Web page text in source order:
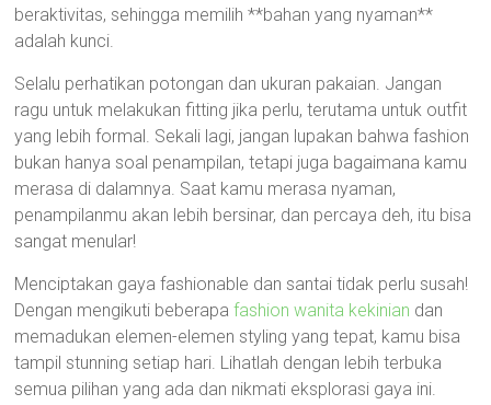
beraktivitas, sehingga memilih **bahan yang nyaman**
adalah kunci.
Selalu perhatikan potongan dan ukuran pakaian. Jangan
ragu untuk melakukan fitting jika perlu, terutama untuk outfit
yang lebih formal. Sekali lagi, jangan lupakan bahwa fashion
bukan hanya soal penampilan, tetapi juga bagaimana kamu
merasa di dalamnya. Saat kamu merasa nyaman,
penampilanmu akan lebih bersinar, dan percaya deh, itu bisa
sangat menular!
Menciptakan gaya fashionable dan santai tidak perlu susah!
Dengan mengikuti beberapafashion wanita kekinian dan
memadukan elemen-elemen styling yang tepat, kamu bisa
tampil stunning setiap hari. Lihatlah dengan lebih terbuka
semua pilihan yang ada dan nikmati eksplorasi gaya ini.